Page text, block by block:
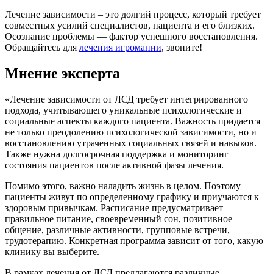
Лечение зависимости – это долгий процесс, который требует
совместных усилий специалистов, пациента и его близких.
Осознание проблемы — фактор успешного восстановления.
Обращайтесь для лечения игромании, звоните!
Мнение эксперта
«Лечение зависимости от ЛСД требует интегрированного
подхода, учитывающего уникальные психологические и
социальные аспекты каждого пациента. Важность придается
не только преодолению психологической зависимости, но и
восстановлению утраченных социальных связей и навыков.
Также нужна долгосрочная поддержка и мониторинг
состояния пациентов после активной фазы лечения.
Помимо этого, важно наладить жизнь в целом. Поэтому
пациенты живут по определенному графику и приучаются к
здоровым привычкам. Расписание предусматривает
правильное питание, своевременный сон, позитивное
общение, различные активности, групповые встречи,
трудотерапию. Конкретная программа зависит от того, какую
клинику вы выберите.